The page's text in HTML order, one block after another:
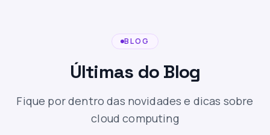
BLOG
Últimas do Blog
Fique por dentro das novidades e dicas sobre
cloud computing